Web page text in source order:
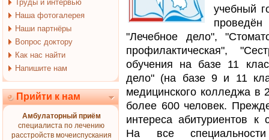
Труды и интервью
Наша фотогалерея
Наши партнёры
Вопрос доктору
Как нас найти
Напишите нам
Прийти к нам
Амбулаторный приём
специалиста по лечению
расстройств мочеиспускания
учебный
"Лечебное дело",
профилактическая",
обучения на базе 11
дело" (на базе 9 и 11
медицинского колледжа в
более 600 человек.
интереса абитуриентов к
На все